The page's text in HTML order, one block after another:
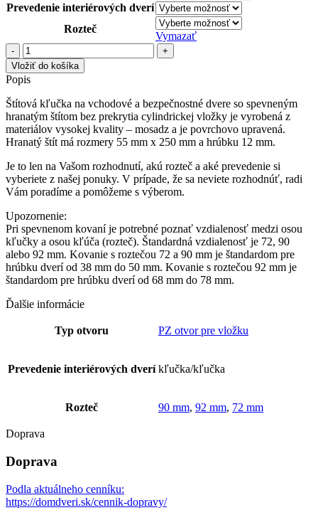
Prevedenie interiérových dverí
Rozteč
Vymazať
množstvo
MI
-
SECUR/ARTE
-
SH
Vložiť do košíka
Popis
Štítová kľučka na vchodové a bezpečnostné dvere so spevneným
hranatým štítom bez prekrytia cylindrickej vložky je vyrobená z
materiálov vysokej kvality – mosadz a je povrchovo upravená.
Hranatý štít má rozmery 55 mm x 250 mm a hrúbku 12 mm.
Je to len na Vašom rozhodnutí, akú rozteč a aké prevedenie si
vyberiete z našej ponuky. V prípade, že sa neviete rozhodnúť, radi
Vám poradíme a pomôžeme s výberom.
Upozornenie:
Pri spevnenom kovaní je potrebné poznať vzdialenosť medzi osou
kľučky a osou kľúča (rozteč). Štandardná vzdialenosť je 72, 90
alebo 92 mm. Kovanie s roztečou 72 a 90 mm je štandardom pre
hrúbku dverí od 38 mm do 50 mm. Kovanie s roztečou 92 mm je
štandardom pre hrúbku dverí od 68 mm do 78 mm.
Ďalšie informácie
Typ otvoru PZ otvor pre vložku
Prevedenie interiérových dverí kľučka/kľučka
Rozteč 90 mm, 92 mm, 72 mm
Doprava
Doprava
Podla aktuálneho cenníku:
https://domdveri.sk/cennik-dopravy/